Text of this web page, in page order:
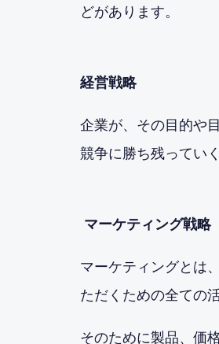
どがあります。
経営戦略
企業が、その目的や
競争に勝ち残ってい
マーケティング戦略
マーケティングとは
ただくための全ての
そのために製品、価